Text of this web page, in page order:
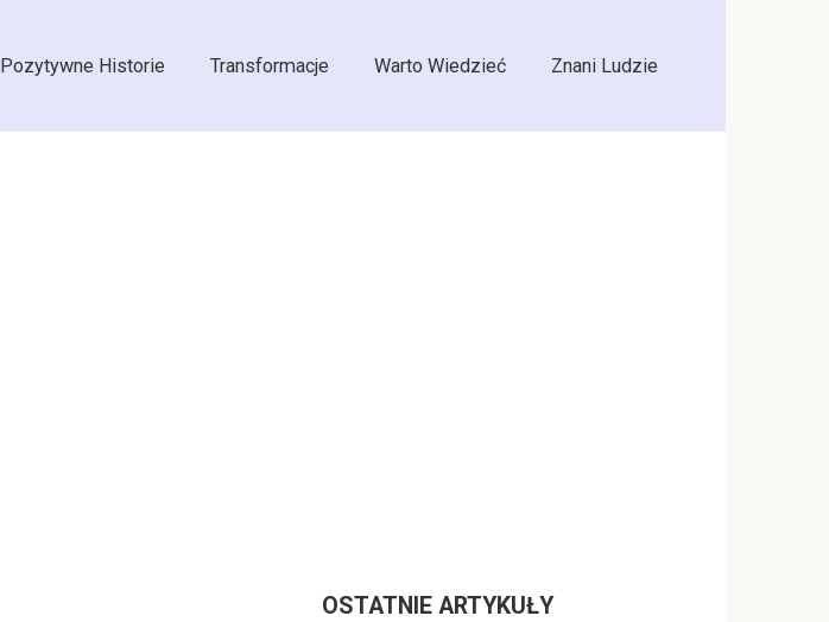
Pozytywne Historie Transformacje Warto Wiedzieć Znani Ludzie
OSTATNIE ARTYKUŁY